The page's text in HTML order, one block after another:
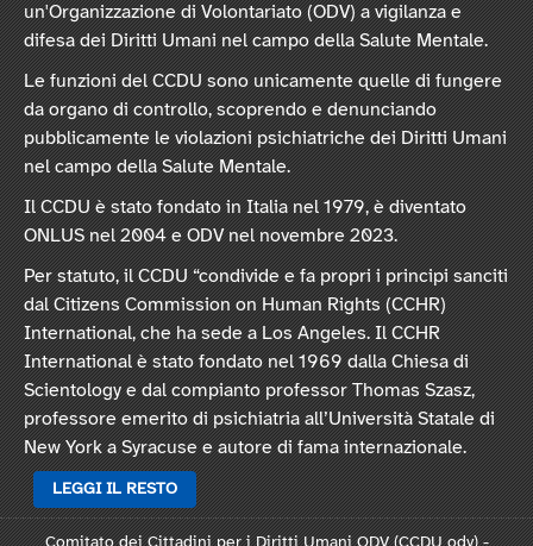
un'Organizzazione di Volontariato (ODV) a vigilanza e
difesa dei Diritti Umani nel campo della Salute Mentale.
Le funzioni del CCDU sono unicamente quelle di fungere
da organo di controllo, scoprendo e denunciando
pubblicamente le violazioni psichiatriche dei Diritti Umani
nel campo della Salute Mentale.
Il CCDU è stato fondato in Italia nel 1979, è diventato
ONLUS nel 2004 e ODV nel novembre 2023.
Per statuto, il CCDU “condivide e fa propri i principi sanciti
dal Citizens Commission on Human Rights (CCHR)
International, che ha sede a Los Angeles. Il CCHR
International è stato fondato nel 1969 dalla Chiesa di
Scientology e dal compianto professor Thomas Szasz,
professore emerito di psichiatria all’Università Statale di
New York a Syracuse e autore di fama internazionale.
LEGGI IL RESTO